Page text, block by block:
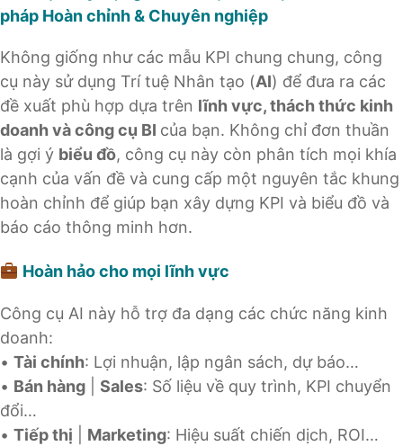
pháp Hoàn chỉnh & Chuyên nghiệp
Không giống như các mẫu KPI chung chung, công
cụ này sử dụng Trí tuệ Nhân tạo (AI) để đưa ra các
đề xuất phù hợp dựa trên lĩnh vực, thách thức kinh
doanh và công cụ BI của bạn. Không chỉ đơn thuần
là gợi ý biểu đồ, công cụ này còn phân tích mọi khía
cạnh của vấn đề và cung cấp một nguyên tắc khung
hoàn chỉnh để giúp bạn xây dựng KPI và biểu đồ và
báo cáo thông minh hơn.
Hoàn hảo cho mọi lĩnh vực
Công cụ AI này hỗ trợ đa dạng các chức năng kinh
doanh:
• Tài chính: Lợi nhuận, lập ngân sách, dự báo…
• Bán hàng Sales: Số liệu về quy trình, KPI chuyển
đổi…
• Tiếp thị Marketing: Hiệu suất chiến dịch, ROI…